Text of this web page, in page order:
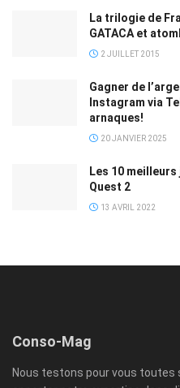
La trilogie de
GATACA et
2 JUILLET 2015
Gagner de
Instagram via
arnaques!
20 JANVIER 2025
Les 10 meilleurs
Quest 2
13 AVRIL 2022
Conso-Mag
Nous testons pour vous toutes